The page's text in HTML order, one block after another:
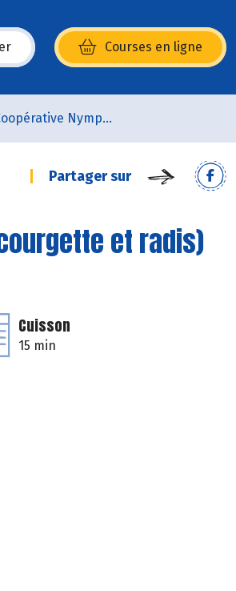
Courses en ligne
nouvelle fenêtre)
Coopérative Nymphéa
Partager sur
et radis)
Cuisson
15 min